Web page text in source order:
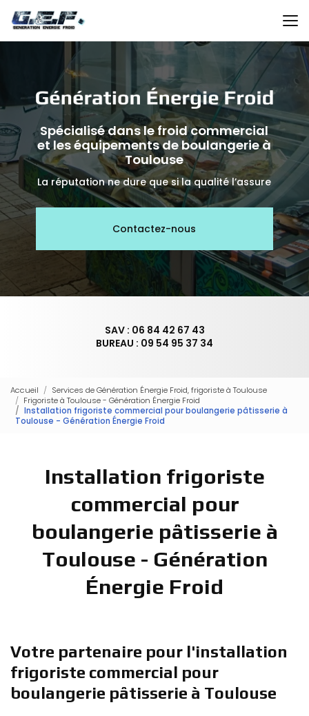
au
contenu
principal
Spécialisé dans le froid commercial
et les équipements de boulangerie à
Toulouse
La réputation ne dure que si la qualité l’assure
Contactez-nous
SAV : 06 84 42 67 43
BUREAU : 09 54 95 37 34
Accueil
Services de Génération Énergie Froid, frigoriste à Toulouse
Frigoriste à Toulouse - Génération Énergie Froid
Installation frigoriste commercial pour boulangerie pâtisserie à
Toulouse - Génération Énergie Froid
Installation frigoriste
commercial pour
boulangerie pâtisserie à
Toulouse - Génération
Énergie Froid
Votre partenaire pour l'installation
frigoriste commercial pour
boulangerie pâtisserie à Toulouse